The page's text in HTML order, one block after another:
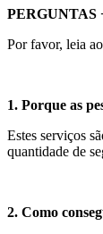
PERGUNTAS
Por favor, leia
1. Porque as
Estes serviços
quantidade de
2. Como